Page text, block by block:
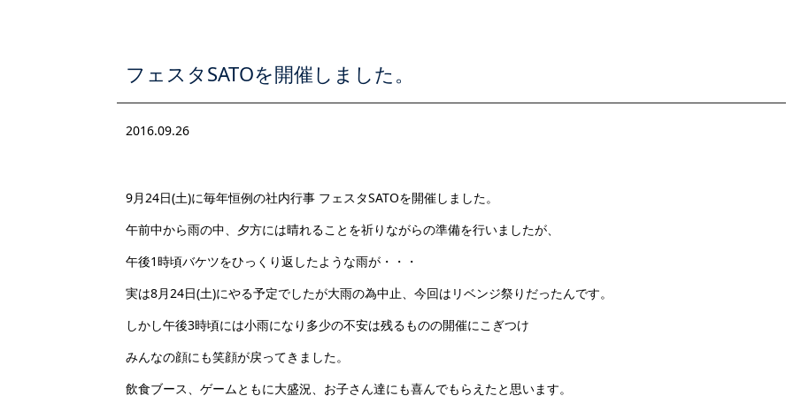
フェスタSATOを開催しました。
2016.09.26
9月24日(土)に毎年恒例の社内行事 フェスタSATOを開催しました。
午前中から雨の中、夕方には晴れることを祈りながらの準備を行いましたが、
午後1時頃バケツをひっくり返したような雨が・・・
実は8月24日(土)にやる予定でしたが大雨の為中止、今回はリベンジ祭りだったんです。
しかし午後3時頃には小雨になり多少の不安は残るものの開催にこぎつけ
みんなの顔にも笑顔が戻ってきました。
飲食ブース、ゲームともに大盛況、お子さん達にも喜んでもらえたと思います。